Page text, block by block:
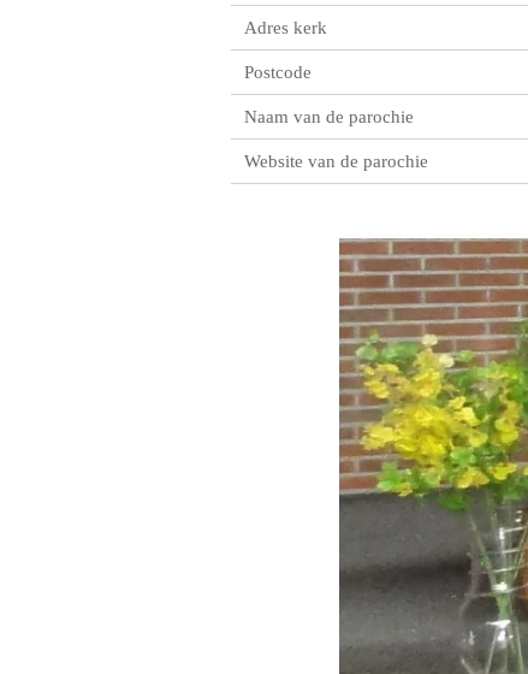
Adres kerk
Postcode
Naam van de parochie
Website van de parochie